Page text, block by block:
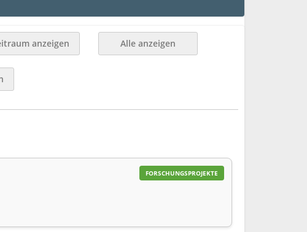
anzeigen Alle anzeigen
FORSCHUNGSPROJEKTE